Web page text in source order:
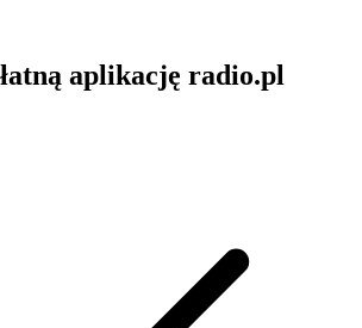
aplikację radio.pl